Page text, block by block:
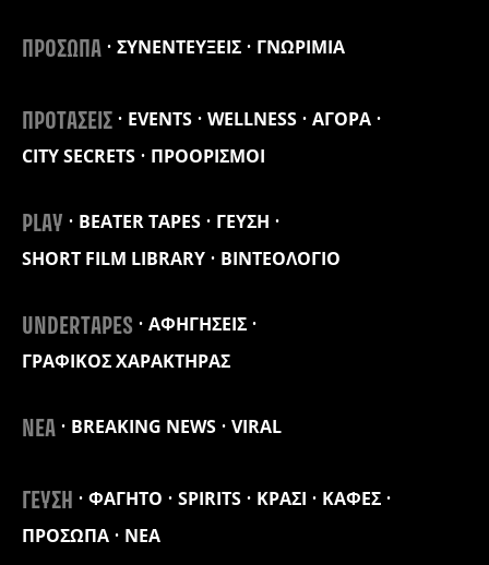
ΠΡΟΣΩΠΑ ΣΥΝΕΝΤΕΥΞΕΙΣ ΓΝΩΡΙΜΙΑ
ΠΡΟΤΑΣΕΙΣ EVENTS WELLNESS
ΑΓΟΡΑ
CITY SECRETS
ΠΡΟΟΡΙΣΜΟΙ
PLAY BEATER TAPES
ΓΕΥΣΗ
SHORT FILM LIBRARY
ΒΙΝΤΕΟΛΟΓΙΟ
UNDERTAPES
ΑΦΗΓΗΣΕΙΣ
ΓΡΑΦΙΚΟΣ ΧΑΡΑΚΤΗΡΑΣ
ΝΕΑ BREAKING NEWS VIRAL
ΓΕΥΣΗ ΦΑΓΗΤΟ SPIRITS ΚΡΑΣΙ
ΚΑΦΕΣ
ΠΡΟΣΩΠΑ
ΝΕΑ